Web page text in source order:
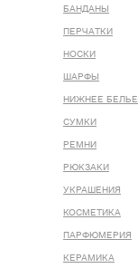
БАНДАНЫ
ПЕРЧАТКИ
НОСКИ
ШАРФЫ
НИЖНЕЕ БЕЛЬЕ
СУМКИ
РЕМНИ
РЮКЗАКИ
УКРАШЕНИЯ
КОСМЕТИКА
ПАРФЮМЕРИЯ
КЕРАМИКА